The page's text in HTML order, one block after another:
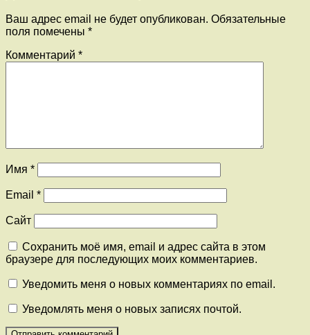
Ваш адрес email не будет опубликован. Обязательные
поля помечены *
Комментарий *
Имя *
Email *
Сайт
Сохранить моё имя, email и адрес сайта в этом
браузере для последующих моих комментариев.
Уведомить меня о новых комментариях по email.
Уведомлять меня о новых записях почтой.